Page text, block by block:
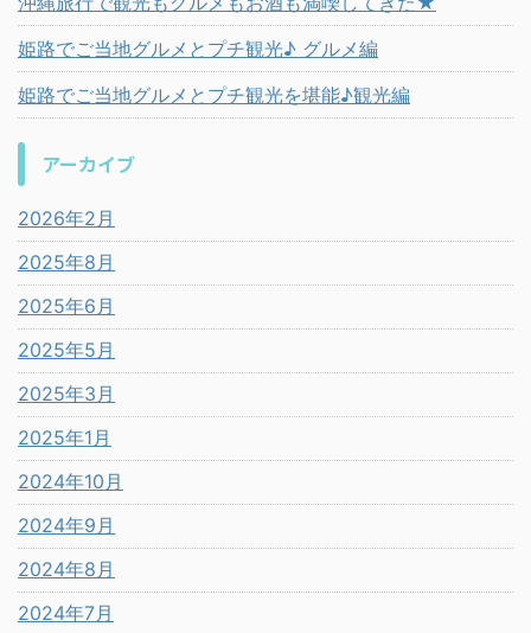
姫路でご当地グルメとプチ観光♪ グルメ編
姫路でご当地グルメとプチ観光を堪能♪観光編
アーカイブ
2026年2月
2025年8月
2025年6月
2025年5月
2025年3月
2025年1月
2024年10月
2024年9月
2024年8月
2024年7月